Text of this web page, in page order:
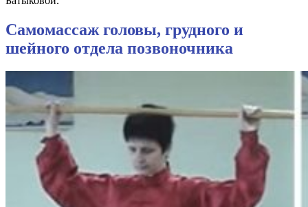
Самомассаж головы, грудного и
шейного отдела позвоночника